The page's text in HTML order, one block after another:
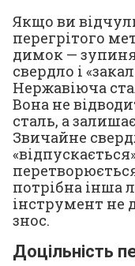
Якщо ви
перегрітого
димок —
свердло і
Нержавіюча
Вона не
сталь, а
Звичайне
потрібна інша
інструмент не
знос.
Доцільність